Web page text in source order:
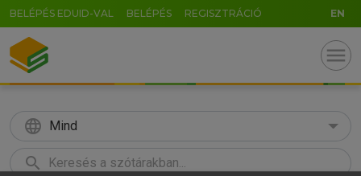
BELÉPÉS EDUID-VAL BELÉPÉS REGISZTRÁCIÓ EN
menu
language Mind
search